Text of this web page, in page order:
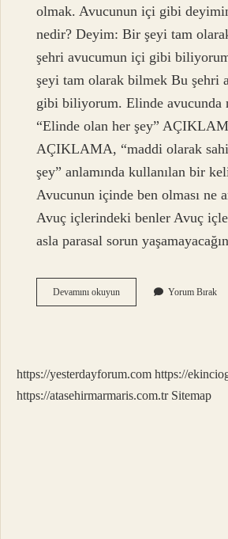
olmak. Avucunun içi gibi
nedir? Deyim: Bir şeyi tam
şehri avucumun içi gibi
şeyi tam olarak bilmek Bu şehri
gibi biliyorum. Elinde avucunda
“Elinde olan her şey”
AÇIKLAMA, “maddi olarak
şey” anlamında kullanılan bir
Avucunun içinde ben olması ne
Avuç içlerindeki benler Avuç
asla parasal sorun
Devamını okuyunAvucunun
Içinde
Yorum Bırak
https://yesterdayforum.com https://
https://atasehirmarmaris.com.tr Sitemap